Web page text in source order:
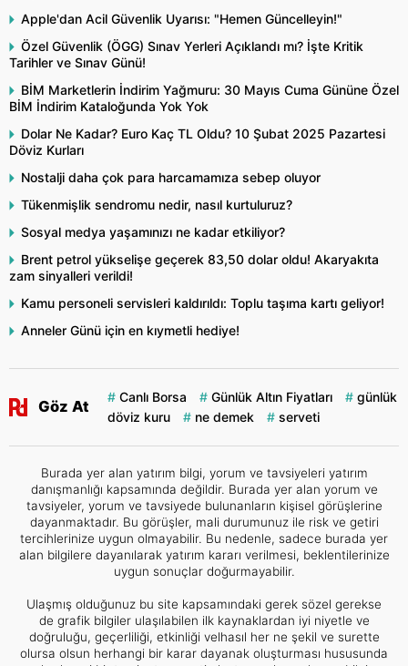
Apple'dan Acil Güvenlik Uyarısı: "Hemen Güncelleyin!"
Özel Güvenlik (ÖGG) Sınav Yerleri Açıklandı mı? İşte Kritik
Tarihler ve Sınav Günü!
BİM Marketlerin İndirim Yağmuru: 30 Mayıs Cuma Gününe Özel
BİM İndirim Kataloğunda Yok Yok
Dolar Ne Kadar? Euro Kaç TL Oldu? 10 Şubat 2025 Pazartesi
Döviz Kurları
Nostalji daha çok para harcamamıza sebep oluyor
Tükenmişlik sendromu nedir, nasıl kurtuluruz?
Sosyal medya yaşamınızı ne kadar etkiliyor?
Brent petrol yükselişe geçerek 83,50 dolar oldu! Akaryakıta
zam sinyalleri verildi!
Kamu personeli servisleri kaldırıldı: Toplu taşıma kartı geliyor!
Anneler Günü için en kıymetli hediye!
Göz At
Canlı Borsa Günlük Altın Fiyatları
günlük
döviz kuru
ne demek serveti
Burada yer alan yatırım bilgi, yorum ve tavsiyeleri yatırım
danışmanlığı kapsamında değildir. Burada yer alan yorum ve
tavsiyeler, yorum ve tavsiyede bulunanların kişisel görüşlerine
dayanmaktadır. Bu görüşler, mali durumunuz ile risk ve getiri
tercihlerinize uygun olmayabilir. Bu nedenle, sadece burada yer
alan bilgilere dayanılarak yatırım kararı verilmesi, beklentilerinize
uygun sonuçlar doğurmayabilir.
Ulaşmış olduğunuz bu site kapsamındaki gerek sözel gerekse
de grafik bilgiler ulaşılabilen ilk kaynaklardan iyi niyetle ve
doğruluğu, geçerliliği, etkinliği velhasıl her ne şekil ve surette
olursa olsun herhangi bir karar dayanak oluşturması hususunda